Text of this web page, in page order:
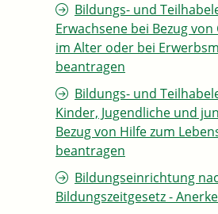
Bildungs- und
Erwachsene bei Bezug
im Alter oder bei
beantragen
Bildungs- und
Kinder, Jugendliche und
Bezug von Hilfe zum
beantragen
Bildungseinrichtung
Bildungszeitgesetz -